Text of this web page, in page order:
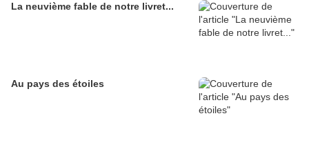
La neuvième fable de notre livret...
Au pays des étoiles